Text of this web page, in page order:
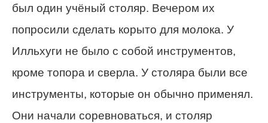
был один учёный столяр. Вечером их
попросили сделать корыто для молока. У
Илльхуги не было с собой инструментов,
кроме топора и сверла. У столяра были все
инструменты, которые он обычно применял.
Они начали соревноваться, и столяр